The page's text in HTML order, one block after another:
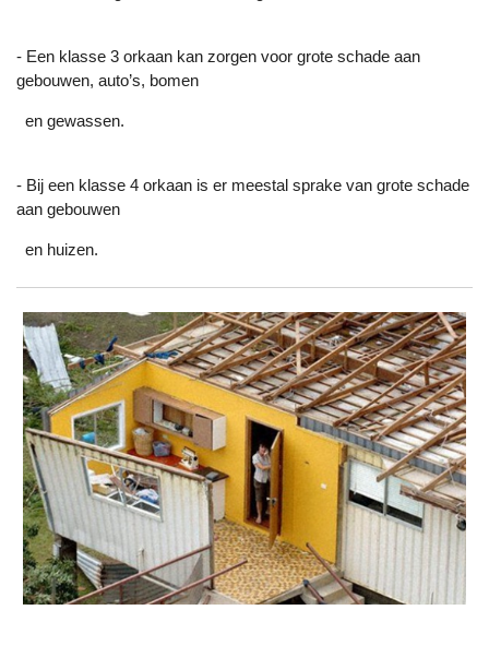
- Een klasse 3 orkaan kan zorgen voor grote schade aan
gebouwen, auto’s, bomen
en gewassen.
- Bij een klasse 4 orkaan is er meestal sprake van grote schade
aan gebouwen
en huizen.